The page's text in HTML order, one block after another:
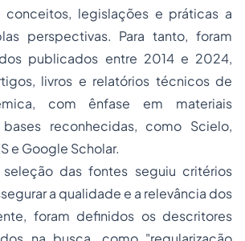
conceitos, legislações e práticas a
perspectivas. Para tanto, foram
publicados entre 2014 e 2024,
livros e relatórios técnicos de
com ênfase em materiais
reconhecidas, como Scielo,
e Google Scholar.
das fontes seguiu critérios
a qualidade e a relevância dos
foram definidos os descritores